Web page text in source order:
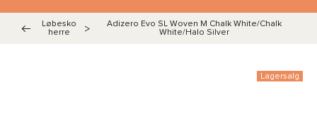
Løbesko
herre
>
Adizero Evo SL Woven M Chalk White/Chalk
White/Halo Silver
Lagersalg